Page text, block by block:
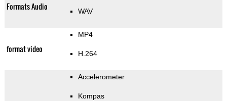
Formats Audio WAV
format video
MP4
H.264
Accelerometer
Kompas